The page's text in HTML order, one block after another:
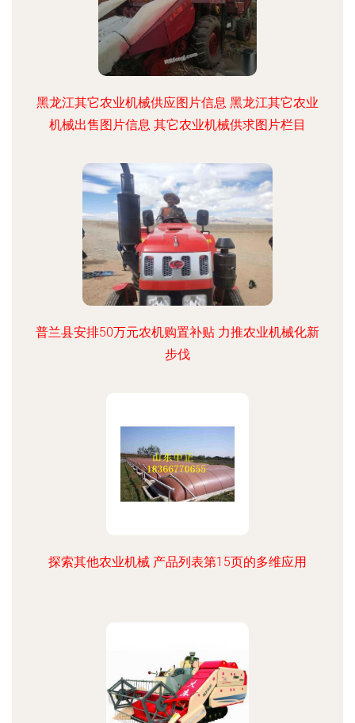
黑龙江其它农业机械供应图片信息 黑龙江其它农业
机械出售图片信息 其它农业机械供求图片栏目
普兰县安排50万元农机购置补贴 力推农业机械化新
步伐
探索其他农业机械 产品列表第15页的多维应用